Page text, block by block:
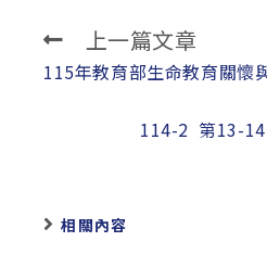
Read
more
上一篇文章
115年教育部生命教育關懷
114-2 第13-
相關內容